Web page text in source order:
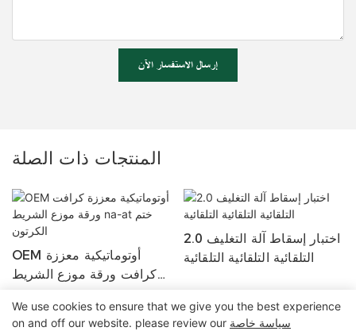
إرسال الاستفسار الآن
المنتجات ذات الصلة
OEM أوتوماتيكية معززة
كرافت ورقة موزع الشريط
2.0 اختبار إسقاط آلة التغليف
التلقائية التلقائية التلقائية
حقوق الطبع والنشر © 2025 شركة Zhangzhou Air Power Packaging
We use cookies to ensure that we give you the best experience
on and off our website. please review our سياسة خاصة